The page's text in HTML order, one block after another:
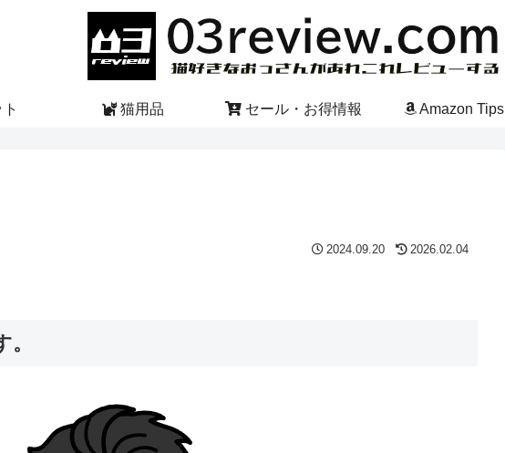
猫用品 セール・お得情報 Amazon Tips
2024.09.20 2026.02.04